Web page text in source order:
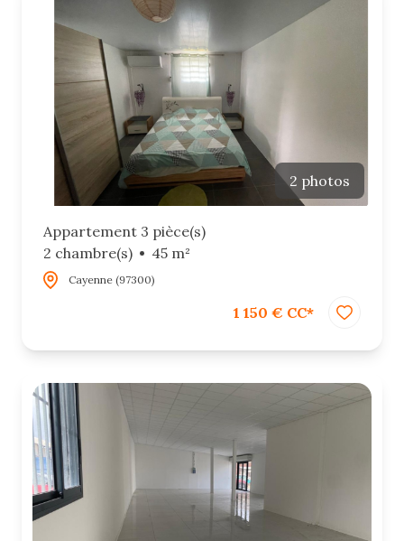
2 photos
Appartement 3 pièce(s)
2 chambre(s)
45 m²
Cayenne (97300)
1 150 € CC*